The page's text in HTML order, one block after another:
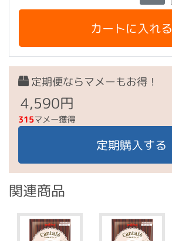
カートに入れる
定期便ならマメーもお得！
4,590円
315マメー獲得
定期購入する
関連商品